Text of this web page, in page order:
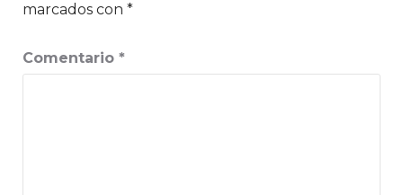
marcados con *
Comentario *